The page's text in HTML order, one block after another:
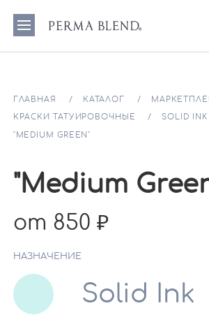
ГЛАВНАЯ КАТАЛОГ
КРАСКИ ТАТУИРОВОЧНЫЕ SOLID INK
"MEDIUM GREEN"
"Medium
от 850
НАЗНАЧЕНИЕ
Solid Ink